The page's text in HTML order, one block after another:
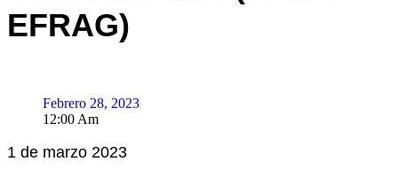
EFRAG)
Febrero 28, 2023
12:00 Am
1 de marzo 2023